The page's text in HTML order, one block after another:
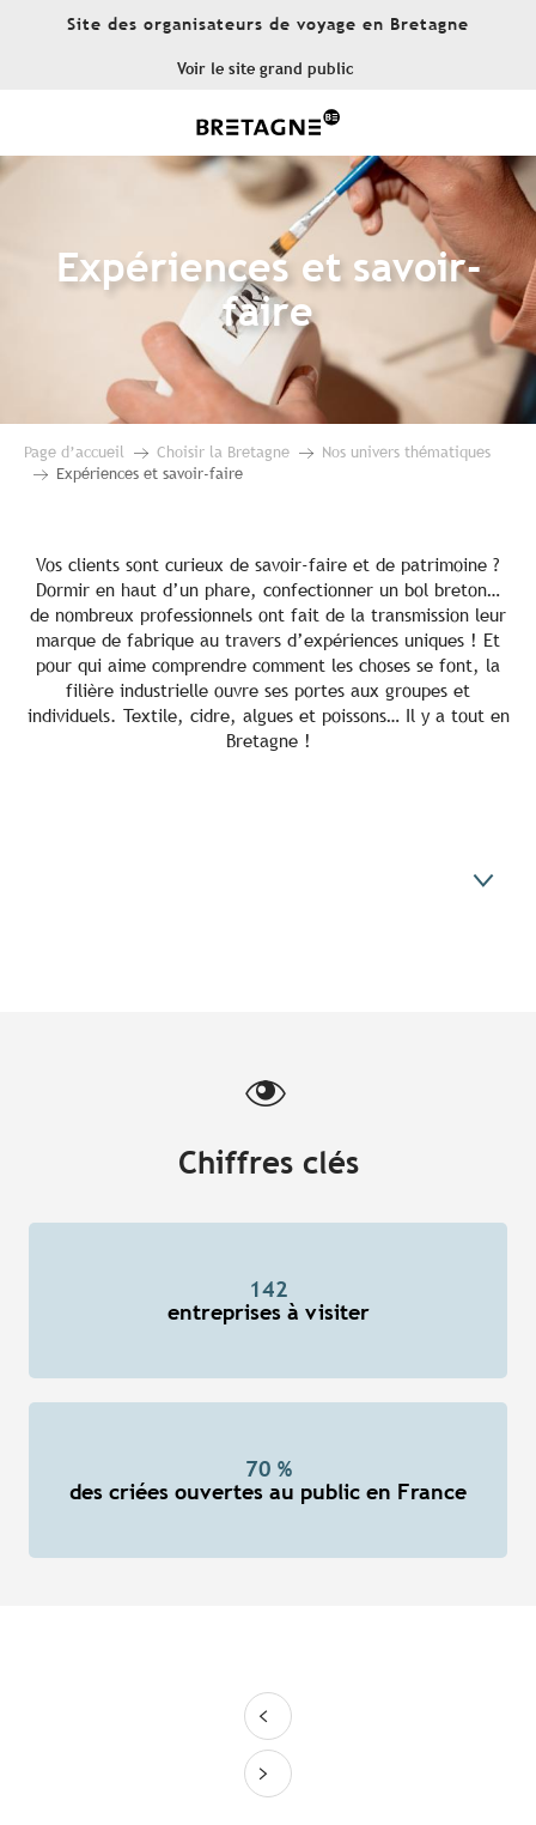
Site des organisateurs de voyage en Bretagne
Voir le site grand public
Expériences et savoir-
faire
Page d’accueil Choisir la Bretagne
Nos univers thématiques
Expériences et savoir-faire
Vos clients sont curieux de savoir-faire et de patrimoine ?
Dormir en haut d’un phare, confectionner un bol breton…
de nombreux professionnels ont fait de la transmission leur
marque de fabrique au travers d’expériences uniques ! Et
pour qui aime comprendre comment les choses se font, la
filière industrielle ouvre ses portes aux groupes et
individuels. Textile, cidre, algues et poissons… Il y a tout en
Bretagne !
Chiffres clés
142
entreprises à visiter
70 %
des criées ouvertes au public en France